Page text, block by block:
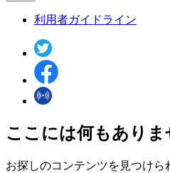
利用者ガイドライン
ここには何もありま
お探しのコンテンツを見つけ